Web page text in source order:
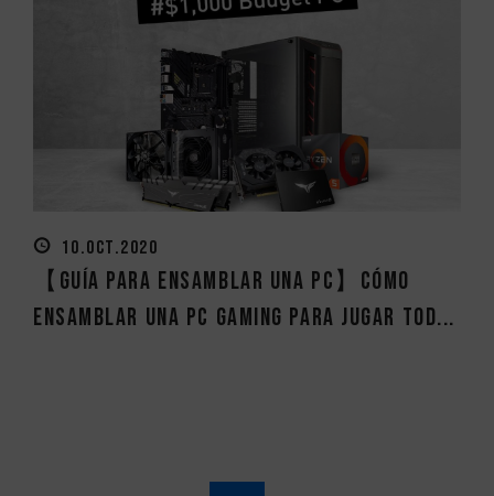
10.OCT.2020
【Guía para ensamblar una PC】Cómo
ensamblar una PC Gaming para jugar tod...